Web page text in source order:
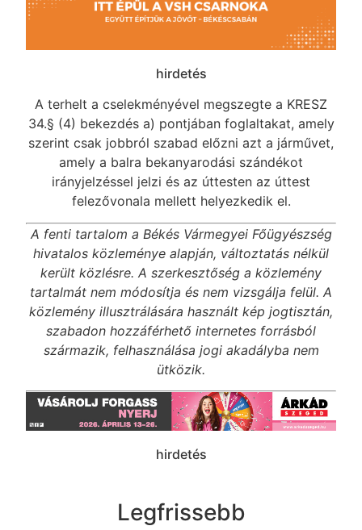
hirdetés
A terhelt a cselekményével megszegte a KRESZ
34.§ (4) bekezdés a) pontjában foglaltakat, amely
szerint csak jobbról szabad előzni azt a járművet,
amely a balra bekanyarodási szándékot
irányjelzéssel jelzi és az úttesten az úttest
felezővonala mellett helyezkedik el.
A fenti tartalom a Békés Vármegyei Főügyészség
hivatalos közleménye alapján, változtatás nélkül
került közlésre. A szerkesztőség a közlemény
tartalmát nem módosítja és nem vizsgálja felül. A
közlemény illusztrálására használt kép jogtisztán,
szabadon hozzáférhető internetes forrásból
származik, felhasználása jogi akadályba nem
ütközik.
hirdetés
Legfrissebb